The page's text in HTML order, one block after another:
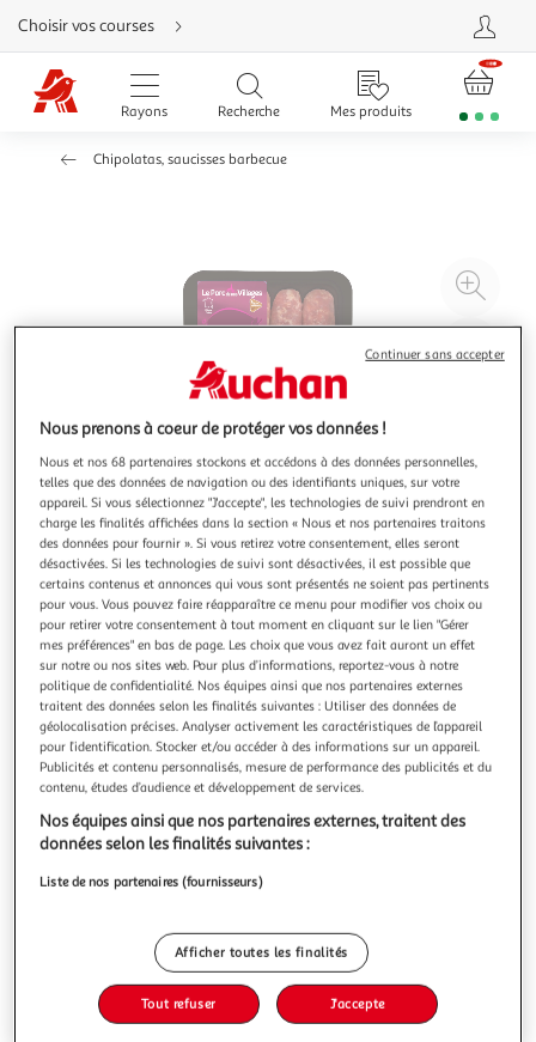
Aller
directement
au
contenu
Aller
directement
Aller
d'aide
Choisir vos courses
Rayons Recherche Mes produits
Chipolatas, saucisses barbecue
à
Illustration
précédente
Illustration
suivante
5 (3)
LE PORC DE NOS VILLAGES
CULTIVONS LE BON Saucisse à base de viandes
fraiches de porcs Label Rouge
Filière responsable engagée pour vous!Label Rouge
En savoir +
4 saucisses
Nous prenons à coeur de protéger vos données !
Nous et nos 68 partenaires stockons et accédons à des données personnelles,
telles que des données de navigation ou des identifiants uniques, sur votre
appareil. Si vous sélectionnez "J'accepte", les technologies de suivi prendront en
charge les finalités affichées dans la section « Nous et nos partenaires traitons
des données pour fournir ». Si vous retirez votre consentement, elles seront
désactivées. Si les technologies de suivi sont désactivées, il est possible que
certains contenus et annonces qui vous sont présentés ne soient pas pertinents
pour vous. Vous pouvez faire réapparaître ce menu pour modifier vos choix ou
pour retirer votre consentement à tout moment en cliquant sur le lien "Gérer
mes préférences" en bas de page. Les choix que vous avez fait auront un effet
sur notre ou nos sites web. Pour plus d’informations, reportez-vous à notre
politique de confidentialité. Nos équipes ainsi que nos partenaires externes
traitent des données selon les finalités suivantes : Utiliser des données de
géolocalisation précises. Analyser activement les caractéristiques de l’appareil
pour l’identification. Stocker et/ou accéder à des informations sur un appareil.
Publicités et contenu personnalisés, mesure de performance des publicités et du
contenu, études d’audience et développement de services.
Nos équipes ainsi que nos partenaires externes, traitent des
données selon les finalités suivantes :
Liste de nos partenaires (fournisseurs)
Afficher toutes les finalités
Tout refuser J'accepte
Continuer sans accepter